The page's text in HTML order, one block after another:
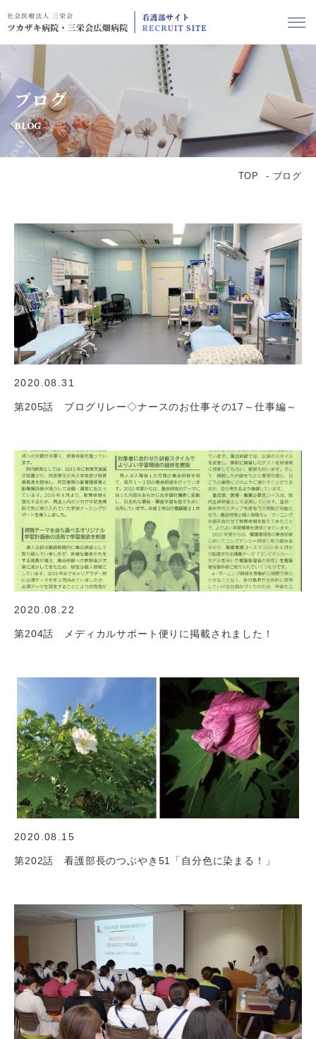
ブログ
BLOG
TOP ブログ
2020.08.31
第205話 ブログリレー◇ナースのお仕事その17～仕事編～
2020.08.22
第204話 メディカルサポート便りに掲載されました！
2020.08.15
第202話 看護部長のつぶやき51「自分色に染まる！」